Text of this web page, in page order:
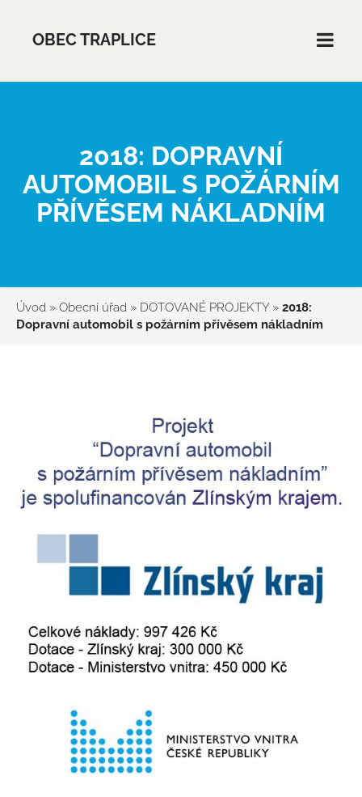
OBEC TRAPLICE
2018: DOPRAVNÍ
AUTOMOBIL S POŽÁRNÍM
PŘÍVĚSEM NÁKLADNÍM
Úvod » Obecní úřad » DOTOVANÉ PROJEKTY » 2018:
Dopravní automobil s požárním přívěsem nákladním